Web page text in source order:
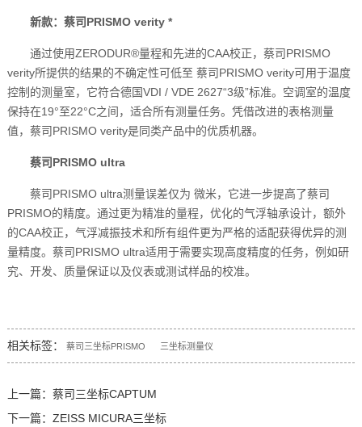
新款：蔡司PRISMO verity *
通过使用ZERODUR®量程和先进的CAA校正，蔡司PRISMO
verity所提供的结果的不确定性可低至 蔡司PRISMO verity可用于温度
控制的测量室，它符合德国VDI / VDE 2627“3级”标准。空调室的温度
保持在19°至22°C之间，适合所有测量任务。凭借改进的表格测量
值，蔡司PRISMO verity是同类产品中的优质机器。
蔡司PRISMO ultra
蔡司PRISMO ultra测量误差仅为 微米，它进一步提高了蔡司
PRISMO的精度。通过更为精准的量程，优化的气浮轴承设计，额外
的CAA校正，气浮减振技术和所有组件更为严格的适配获得优异的测
量精度。蔡司PRISMO ultra适用于需要实现高度精度的任务，例如研
究、开发、质量保证以及仪表或测试样品的校准。
相关标签： 蔡司三坐标PRISMO 三坐标测量仪
上一篇： 蔡司三坐标CAPTUM
下一篇： ZEISS MICURA三坐标